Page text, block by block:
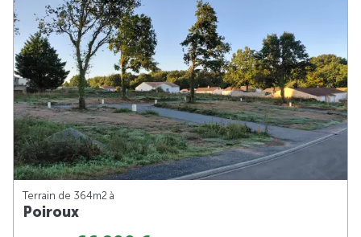
Terrain de 364m2 à
Poiroux